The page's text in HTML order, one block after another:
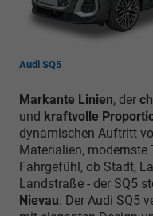
Audi SQ5
Markante Linien, der
und kraftvolle
dynamischen Auftritt
Materialien, modernste
Fahrgefühl, ob Stadt,
Landstraße - der SQ5
Nievau. Der Audi SQ5